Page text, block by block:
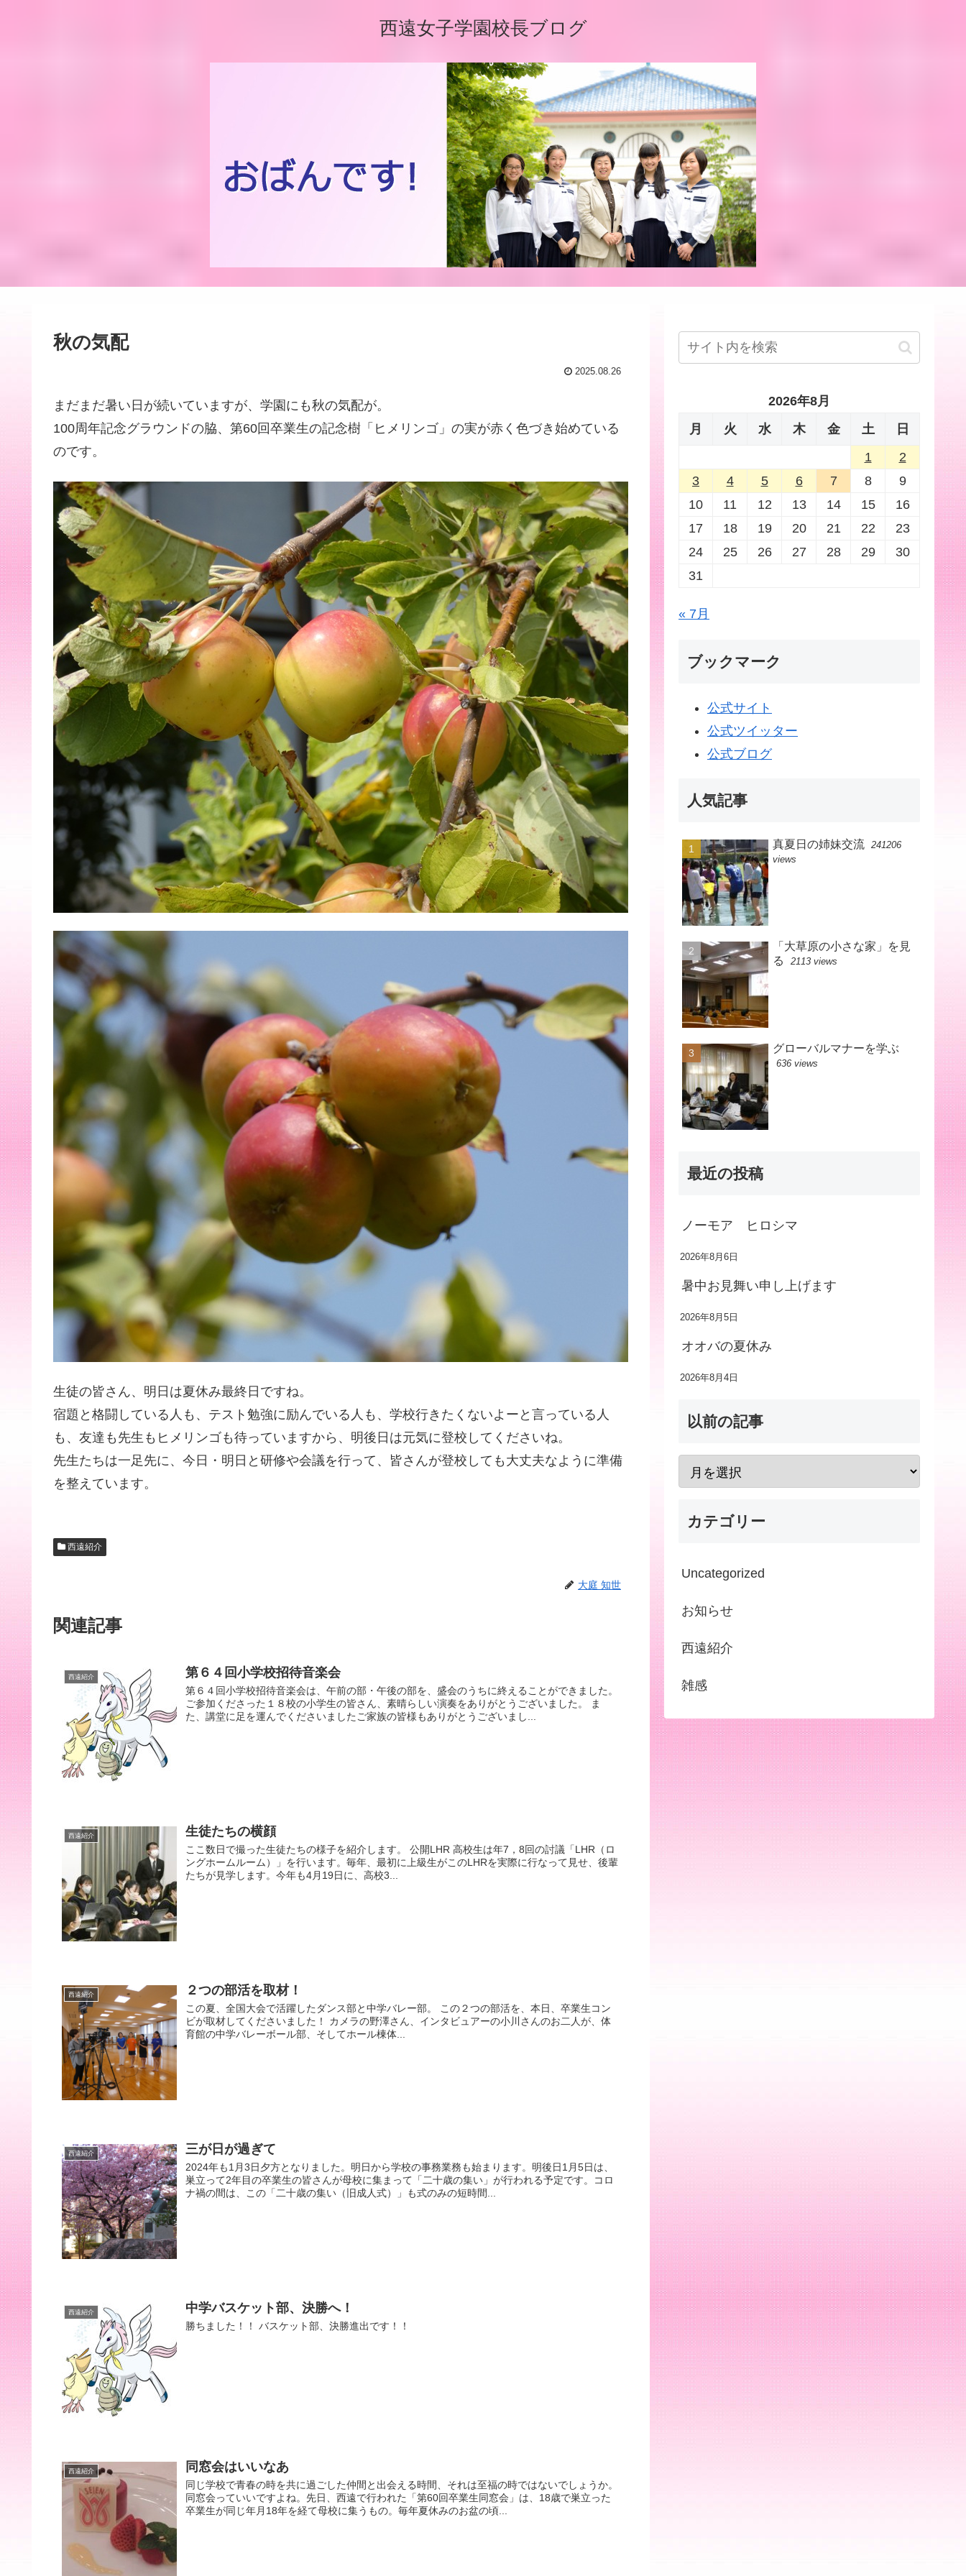
西遠女子学園校長ブログ
秋の気配
2025.08.26
まだまだ暑い日が続いていますが、学園にも秋の気配が。
100周年記念グラウンドの脇、第60回卒業生の記念樹「ヒメリンゴ」の実が赤く色づき始めている
のです。
生徒の皆さん、明日は夏休み最終日ですね。
宿題と格闘している人も、テスト勉強に励んでいる人も、学校行きたくないよーと言っている人
も、友達も先生もヒメリンゴも待っていますから、明後日は元気に登校してくださいね。
先生たちは一足先に、今日・明日と研修や会議を行って、皆さんが登校しても大丈夫なように準備
を整えています。
西遠紹介
大庭 知世
関連記事
西遠紹介 第６４回小学校招待音楽会
第６４回小学校招待音楽会は、午前の部・午後の部を、盛会のうちに終えることができました。
ご参加くださった１８校の小学生の皆さん、素晴らしい演奏をありがとうございました。 ま
た、講堂に足を運んでくださいましたご家族の皆様もありがとうございまし...
西遠紹介 生徒たちの横顔
ここ数日で撮った生徒たちの様子を紹介します。 公開LHR 高校生は年7，8回の討議「LHR（ロ
ングホームルーム）」を行います。毎年、最初に上級生がこのLHRを実際に行なって見せ、後輩
たちが見学します。今年も4月19日に、高校3...
西遠紹介 ２つの部活を取材！
この夏、全国大会で活躍したダンス部と中学バレー部。 この２つの部活を、本日、卒業生コン
ビが取材してくださいました！ カメラの野澤さん、インタビュアーの小川さんのお二人が、体
育館の中学バレーボール部、そしてホール棟体...
西遠紹介 三が日が過ぎて
2024年も1月3日夕方となりました。明日から学校の事務業務も始まります。明後日1月5日は、
巣立って2年目の卒業生の皆さんが母校に集まって「二十歳の集い」が行われる予定です。コロ
ナ禍の間は、この「二十歳の集い（旧成人式）」も式のみの短時間...
西遠紹介 中学バスケット部、決勝へ！
勝ちました！！ バスケット部、決勝進出です！！
西遠紹介 同窓会はいいなあ
同じ学校で青春の時を共に過ごした仲間と出会える時間、それは至福の時ではないでしょうか。
同窓会っていいですよね。先日、西遠で行われた「第60回卒業生同窓会」は、18歳で巣立った
卒業生が同じ年月18年を経て母校に集うもの。毎年夏休みのお盆の頃...
2026年8月
月
火 水 木 金 土
日
1
2
3
4 5 6 7 8
9
10
11 12 13 14 15
16
17
18 19 20 21 22
23
24
25 26 27 28 29
30
31
« 7月
ブックマーク
公式サイト
公式ツイッター
公式ブログ
人気記事
真夏日の姉妹交流 241206
views
「大草原の小さな家」を見
る
2113 views
グローバルマナーを学ぶ
636 views
最近の投稿
ノーモア ヒロシマ
2026年8月6日
暑中お見舞い申し上げます
2026年8月5日
オオバの夏休み
2026年8月4日
以前の記事
カテゴリー
Uncategorized
お知らせ
西遠紹介
雑感